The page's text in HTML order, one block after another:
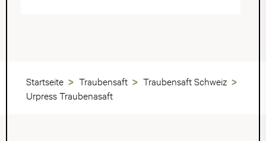
Startseite Traubensaft
Traubensaft Schweiz
Urpress Traubenasaft